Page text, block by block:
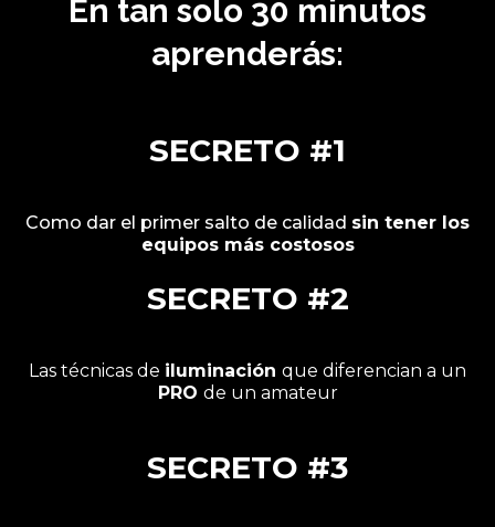
En tan solo 30 minutos
aprenderás:
SECRETO #1
Como dar el primer salto de calidad sin tener los
equipos más costosos
SECRETO #2
Las técnicas de iluminación que diferencian a un
PRO de un amateur
SECRETO #3